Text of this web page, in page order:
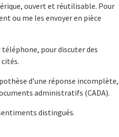
ouvert et réutilisable. Pour
ou me les envoyer en pièce
pour discuter des
d’une réponse incomplète,
administratifs (CADA).
distingués.